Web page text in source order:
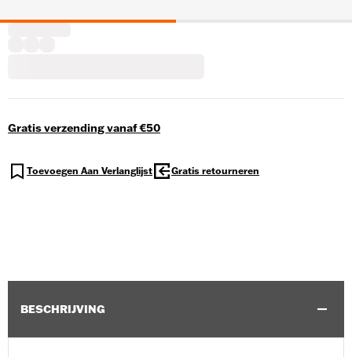
Gratis verzending vanaf €50
Toevoegen Aan Verlanglijst Gratis retourneren
BESCHRIJVING